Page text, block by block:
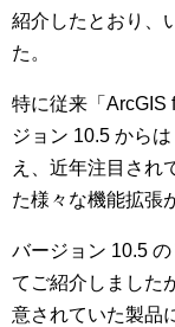
紹介したとおり、
た。
特に従来「ArcGIS
ジョン 10.5 からは
え、近年注目され
た様々な機能拡張
バージョン 10.5
てご紹介しました
意されていた製品